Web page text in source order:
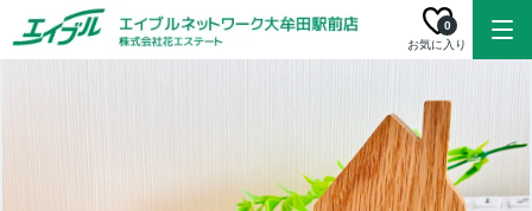
お気に入り
0